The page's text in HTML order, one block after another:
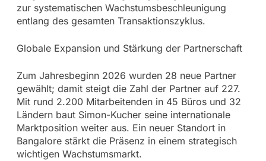
zur systematischen Wachstumsbeschleunigung
entlang des gesamten Transaktionszyklus.
Globale Expansion und Stärkung der Partnerschaft
Zum Jahresbeginn 2026 wurden 28 neue Partner
gewählt; damit steigt die Zahl der Partner auf 227.
Mit rund 2.200 Mitarbeitenden in 45 Büros und 32
Ländern baut Simon-Kucher seine internationale
Marktposition weiter aus. Ein neuer Standort in
Bangalore stärkt die Präsenz in einem strategisch
wichtigen Wachstumsmarkt.